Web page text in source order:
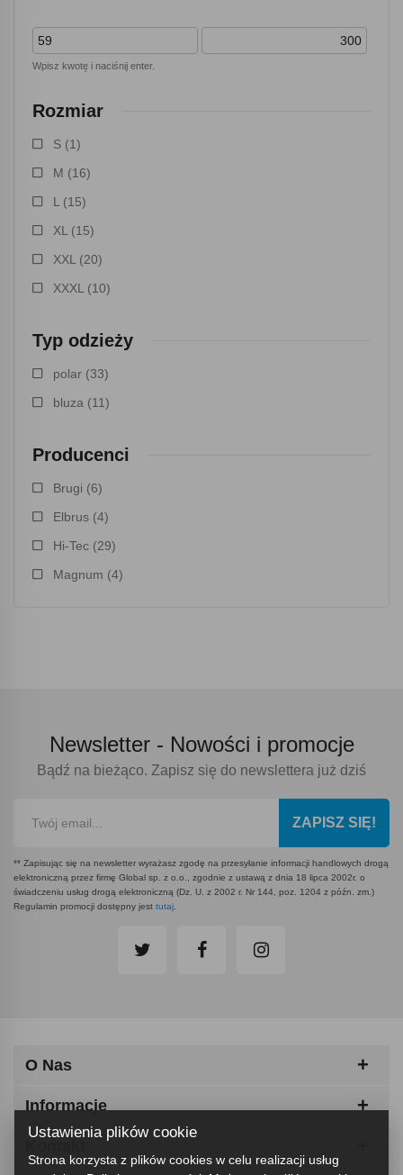
Wpisz kwotę i naciśnij enter.
Rozmiar
S (1)
M (16)
L (15)
XL (15)
XXL (20)
XXXL (10)
Typ odzieży
polar (33)
bluza (11)
Producenci
Brugi (6)
Elbrus (4)
Hi-Tec (29)
Magnum (4)
Newsletter - Nowości i promocje
Bądź na bieżąco. Zapisz się do newslettera już dziś
ZAPISZ SIĘ!
** Zapisując się na newsletter wyrażasz zgodę na przesyłanie informacji handlowych drogą
elektroniczną przez firmę Global sp. z o.o., zgodnie z ustawą z dnia 18 lipca 2002r. o
świadczeniu usług drogą elektroniczną (Dz. U. z 2002 r. Nr 144, poz. 1204 z późn. zm.)
Regulamin promocji dostępny jest tutaj.
O Nas
Informacje
Ustawienia plików cookie
Strona korzysta z plików cookies w celu realizacji usług